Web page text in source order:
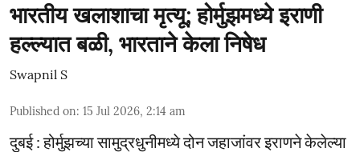
भारतीय खलाशाचा मृत्यू; होर्मुझमध्ये इराणी
हल्ल्यात बळी, भारताने केला निषेध
Swapnil S
Published on: 15 Jul 2026, 2:14 am
दुबई : होर्मुझच्या सामुद्रधुनीमध्ये दोन जहाजांवर इराणने केलेल्या